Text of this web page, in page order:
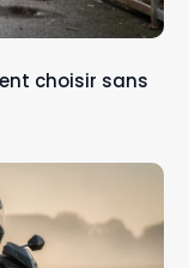
choisir sans